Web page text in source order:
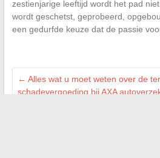
zestienjarige leeftijd wordt het pad
wordt geschetst, geprobeerd,
een gedurfde keuze dat de passie
← Alles wat u moet weten over de
schadevergoeding bij AXA